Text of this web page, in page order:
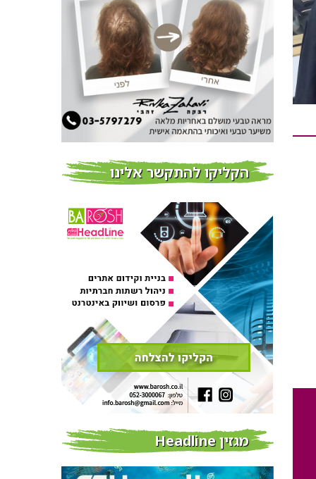
צמידי שיער – המומחים
לצמידי שיער ברמת השרון
חדשות
פרוברי PROBERRY מוצרי
שיער מבוססי גוג’י ברי
חדש על המדף
כובשת את השטח עם יום
הדרכה מוצלח נוסף
אירועים בארץ
הקליקו להתקשר אלינו
מגזין Headline